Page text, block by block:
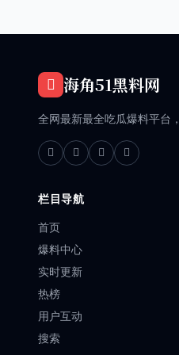
海角51黑料网
全网最新最全吃瓜爆料平台
栏目导航
首页
爆料中心
实时更新
热榜
用户互动
搜索